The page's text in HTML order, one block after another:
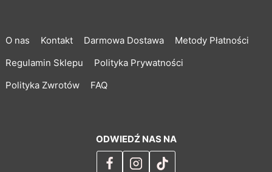
O nas Kontakt Darmowa Dostawa
Metody Płatności
Regulamin Sklepu
Polityka Prywatności
Polityka Zwrotów
FAQ
ODWIEDŹ NAS NA